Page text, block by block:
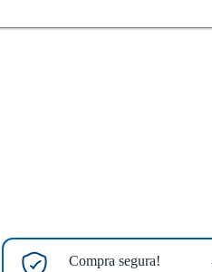
Compra segura!